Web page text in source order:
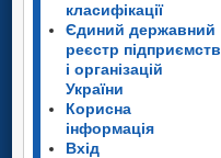
класифікації
Єдиний державний
реєстр підприємств
і організацій
України
Корисна
інформація
Вхід